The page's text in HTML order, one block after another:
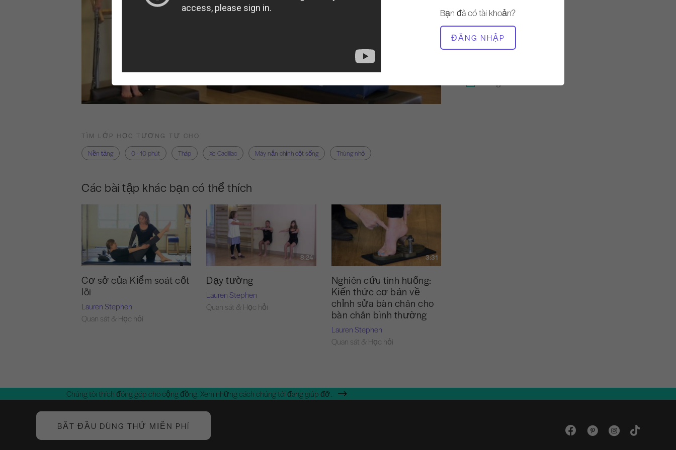
Bạn đã có tài khoản?
ĐĂNG NHẬP
THIẾT BỊ CẦN THIẾT
TÌM LỚP HỌC TƯƠNG TỰ CHO
Nền tảng
0 - 10 phút Tháp Xe Cadillac Máy nắn chỉnh cột sống Thùng nhỏ
Các bài tập khác bạn có thể thích
28:51
Cơ sở của Kiểm soát cốt
lõi
Lauren Stephen
Quan sát & Học hỏi
8:24
Dạy tường
Lauren Stephen
Quan sát & Học hỏi
3:31
Nghiên cứu tình huống:
Kiến thức cơ bản về
chỉnh sửa bàn chân cho
bàn chân bình thường
Lauren Stephen
Quan sát & Học hỏi
Chúng tôi thích đóng góp cho cộng đồng. Xem những cách chúng tôi đang giúp đỡ.
BẮT ĐẦU DÙNG THỬ MIỄN PHÍ